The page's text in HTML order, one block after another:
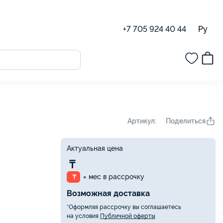
+7 705 924 40 44 Ру
Артикул: Поделиться
Актуальная цена
₸
₸ × мес в рассрочку
Возможная доставка
*Оформляя рассрочку вы соглашаетесь
на условия Публичной оферты